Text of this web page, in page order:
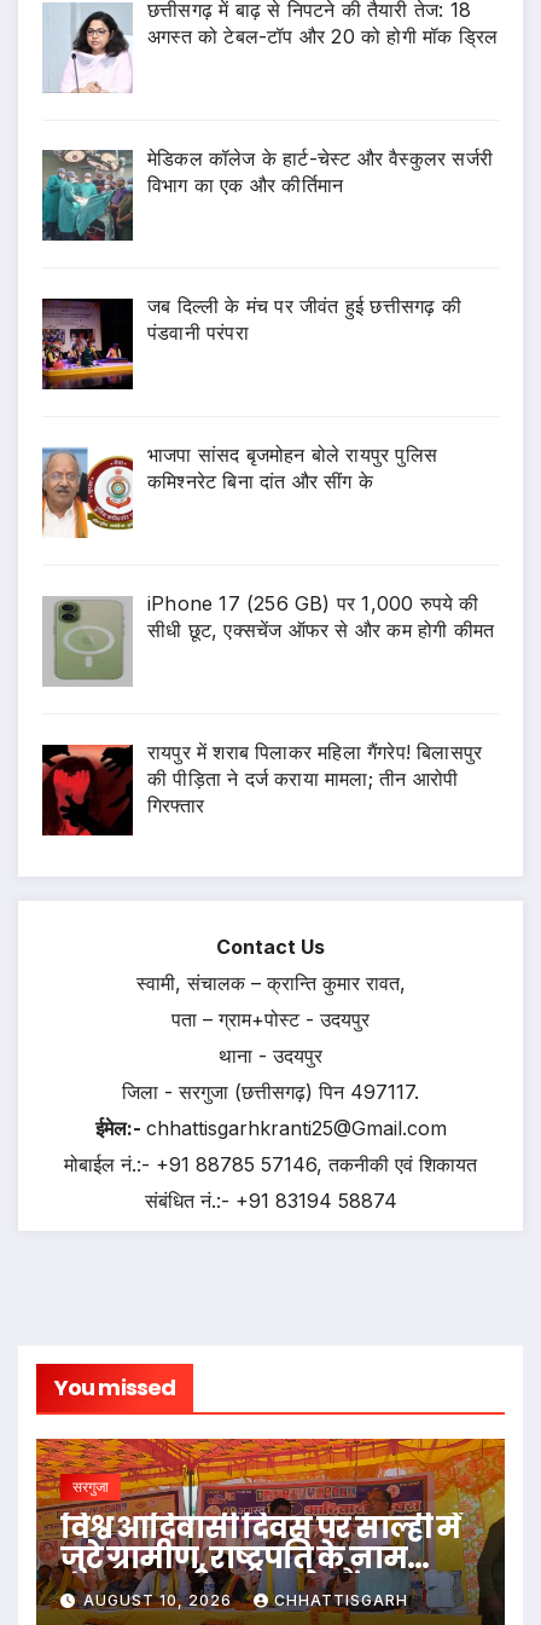
छत्तीसगढ़ में बाढ़ से निपटने की तैयारी तेज: 18
अगस्त को टेबल-टॉप और 20 को होगी मॉक ड्रिल
​मेडिकल कॉलेज के हार्ट-चेस्ट और वैस्कुलर सर्जरी
विभाग का एक और कीर्तिमान
जब दिल्ली के मंच पर जीवंत हुई छत्तीसगढ़ की
पंडवानी परंपरा
भाजपा सांसद बृजमोहन बोले रायपुर पुलिस
कमिश्नरेट बिना दांत और सींग के
iPhone 17 (256 GB) पर 1,000 रुपये की
सीधी छूट, एक्सचेंज ऑफर से और कम होगी कीमत
रायपुर में शराब पिलाकर महिला गैंगरेप! बिलासपुर
की पीड़िता ने दर्ज कराया मामला; तीन आरोपी
गिरफ्तार
Contact Us
स्वामी, संचालक – क्रान्ति कुमार रावत,
पता – ग्राम+पोस्ट - उदयपुर
थाना - उदयपुर
जिला - सरगुजा (छत्तीसगढ़) पिन 497117.
ईमेल:- chhattisgarhkranti25@Gmail.com
मोबाईल नं.:- +91 88785 57146, तकनीकी एवं शिकायत
संबंधित नं.:- +91 83194 58874
You missed
सरगुजा
विश्व आदिवासी दिवस पर साल्ही में
जुटे ग्रामीण, राष्ट्रपति के नाम
नायब तहसीलदार को सौंपा ज्ञापन
AUGUST 10, 2026 CHHATTISGARH